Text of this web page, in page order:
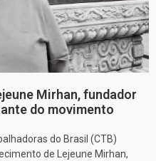
Mirhan, fundador
do movimento
do Brasil (CTB)
de Lejeune Mirhan,